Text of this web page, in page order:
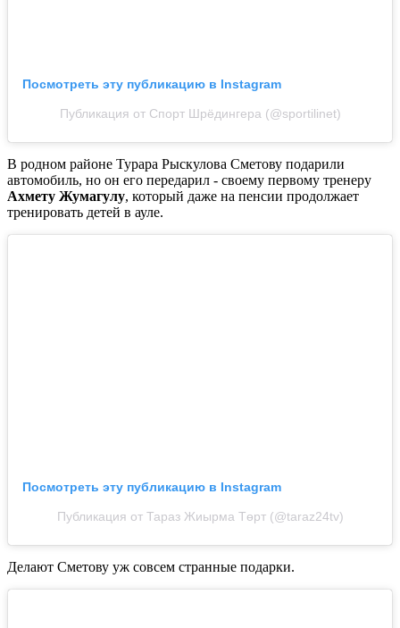
Посмотреть эту публикацию в Instagram
Публикация от Спорт Шрёдингера (@sportilinet)
В родном районе Турара Рыскулова Сметову подарили
автомобиль, но он его передарил - своему первому тренеру
Ахмету Жумагулу, который даже на пенсии продолжает
тренировать детей в ауле.
Посмотреть эту публикацию в Instagram
Публикация от Тараз Жиырма Төрт (@taraz24tv)
Делают Сметову уж совсем странные подарки.